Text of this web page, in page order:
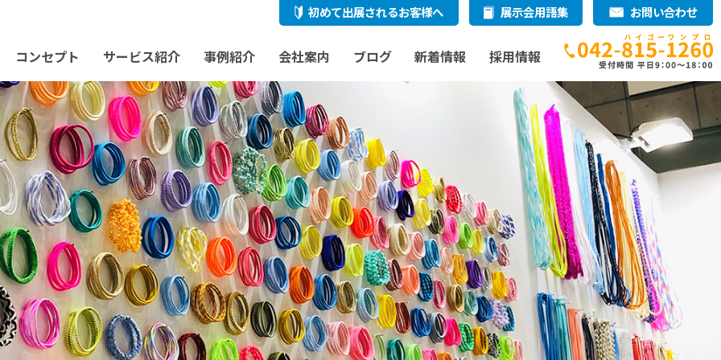
初めて出展されるお客様へ 展示会用語集 お問い合わせ
コンセプト サービス紹介 事例紹介 会社案内 ブログ 新着情報 採用情報